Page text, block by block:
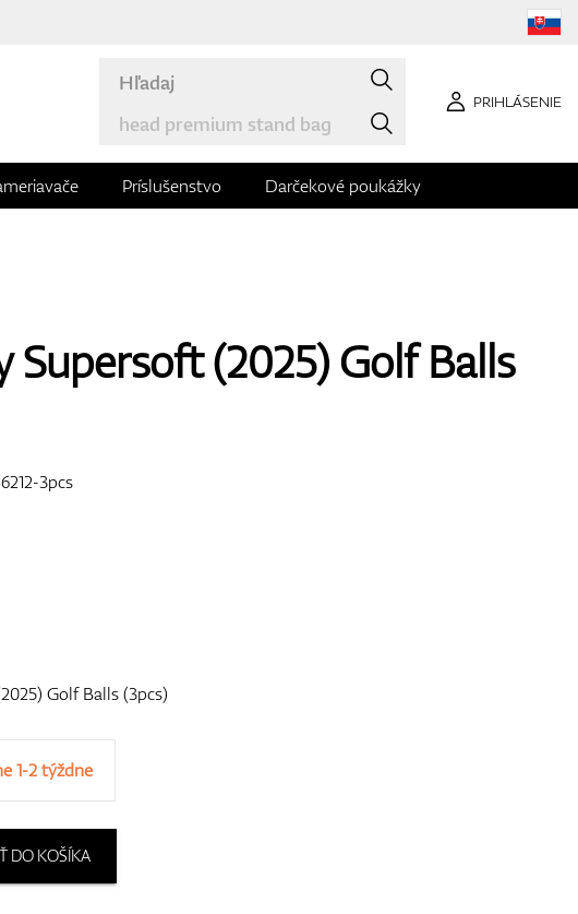
PRIHLÁSENIE
Príslušenstvo Darčekové poukážky
Supersoft (2025) Golf Balls
3pcs
Golf Balls (3pcs)
1-2 týždne
DO KOŠÍKA